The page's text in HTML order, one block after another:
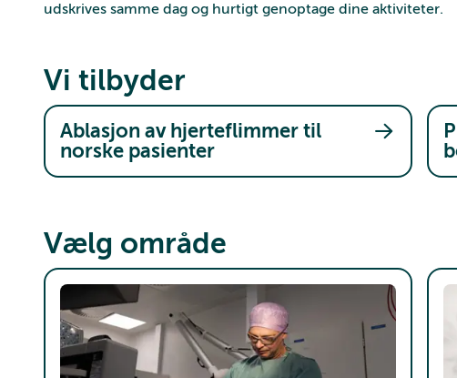
udskrives samme dag og hurtigt genoptage dine aktiviteter.
Vi tilbyder
Ablasjon av hjerteflimmer til
norske pasienter
Vælg område